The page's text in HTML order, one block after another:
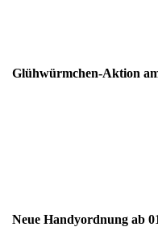
Glühwürmchen-Aktion
Neue Handyordnung ab